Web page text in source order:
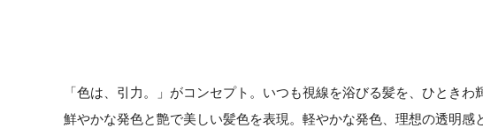
「色は、引力。」がコンセプト。いつも視線を浴びる髪を、ひときわ
鮮やかな発色と艶で美しい髪色を表現。軽やかな発色、理想の透明感